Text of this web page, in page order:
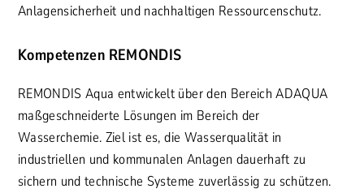
Anlagensicherheit und nachhaltigen Ressourcenschutz.
Kompetenzen REMONDIS
REMONDIS Aqua entwickelt über den Bereich ADAQUA
maßgeschneiderte Lösungen im Bereich der
Wasserchemie. Ziel ist es, die Wasserqualität in
industriellen und kommunalen Anlagen dauerhaft zu
sichern und technische Systeme zuverlässig zu schützen.